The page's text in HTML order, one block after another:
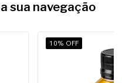
sua navegação
10% OFF